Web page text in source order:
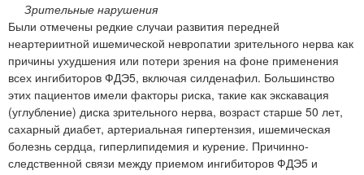
Зрительные нарушения
Были отмечены редкие случаи развития передней
неартериитной ишемической невропатии зрительного нерва как
причины ухудшения или потери зрения на фоне применения
всех ингибиторов ФДЭ5, включая силденафил. Большинство
этих пациентов имели факторы риска, такие как экскавация
(углубление) диска зрительного нерва, возраст старше 50 лет,
сахарный диабет, артериальная гипертензия, ишемическая
болезнь сердца, гиперлипидемия и курение. Причинно-
следственной связи между приемом ингибиторов ФДЭ5 и